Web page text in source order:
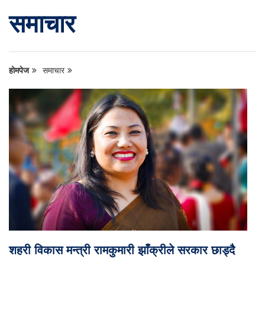
समाचार
होमपेज समाचार
शहरी विकास मन्त्री रामकुमारी झाँक्रीले सरकार छाड्दै